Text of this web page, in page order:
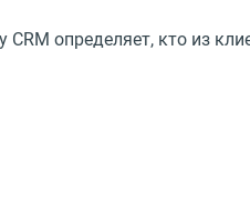
определяет, кто из